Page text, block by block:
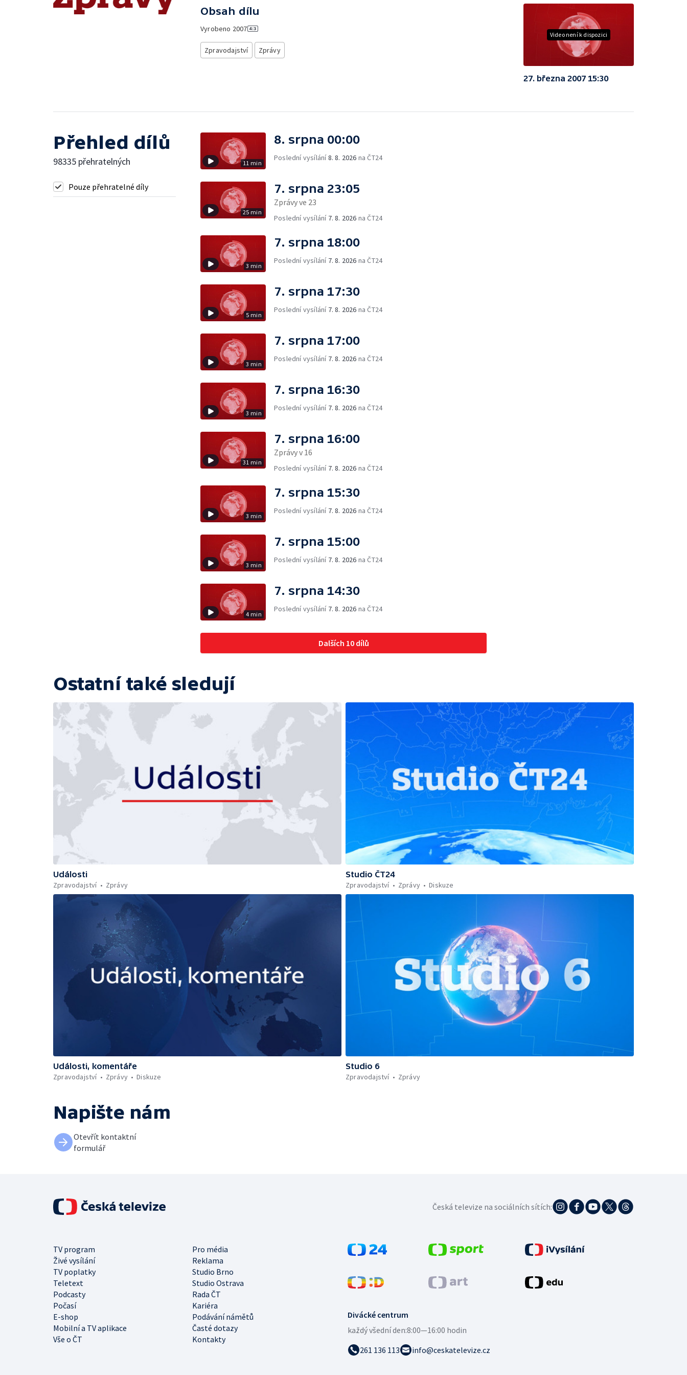
Obsah dílu
Vyrobeno 2007
Zpravodajství Zprávy
Video není k dispozici
27. března 2007 15:30
Přehled dílů
98335 přehratelných
Pouze přehratelné díly
11 min
8. srpna 00:00
Poslední vysílání8. 8. 2026 na ČT24
25 min
7. srpna 23:05
Zprávy ve 23
Poslední vysílání 7. 8. 2026 na ČT24
3 min
7. srpna 18:00
Poslední vysílání 7. 8. 2026 na ČT24
5 min
7. srpna 17:30
Poslední vysílání 7. 8. 2026 na ČT24
3 min
7. srpna 17:00
Poslední vysílání 7. 8. 2026 na ČT24
3 min
7. srpna 16:30
Poslední vysílání 7. 8. 2026 na ČT24
31 min
7. srpna 16:00
Zprávy v 16
Poslední vysílání 7. 8. 2026 na ČT24
3 min
7. srpna 15:30
Poslední vysílání 7. 8. 2026 na ČT24
3 min
7. srpna 15:00
Poslední vysílání 7. 8. 2026 na ČT24
4 min
7. srpna 14:30
Poslední vysílání 7. 8. 2026 na ČT24
Dalších 10 dílů
Ostatní také sledují
Události
Zpravodajství
Zprávy
Studio ČT24
Zpravodajství
Zprávy Diskuze
Události, komentáře
Zpravodajství
Zprávy Diskuze
Studio 6
Zpravodajství
Zprávy
Napište nám
Otevřít kontaktní
formulář
Divácké centrum
každý všední den:8:00—16:00 hodin
261 136 113
info@ceskatelevize.cz
TV program
Pro média
Živé vysílání
Reklama
TV poplatky
Studio Brno
Teletext
Studio Ostrava
Podcasty
Rada ČT
Počasí
Kariéra
E-shop
Podávání námětů
Mobilní a TV aplikace
Časté dotazy
Vše o ČT
Kontakty
Česká televize na sociálních sítích: